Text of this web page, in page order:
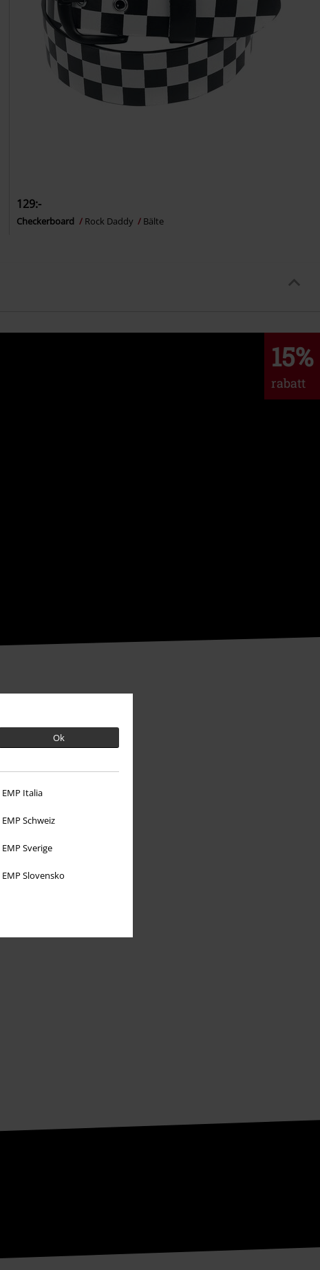
Ok
EMP Italia
EMP Schweiz
EMP Sverige
EMP Slovensko
129:-
Checkerboard Rock Daddy Bälte
15%
rabatt
Om EMP
Partner-program